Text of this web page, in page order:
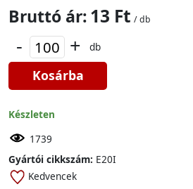
Bruttó ár:13 Ft / db
- + db
Kosárba
Készleten
1739
Gyártói cikkszám: E20I
Kedvencek